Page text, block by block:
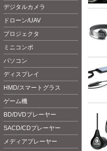
デジタルカメラ
ドローン/UAV
プロジェクタ
ミニコンポ
パソコン
ディスプレイ
HMD/スマートグラス
ゲーム機
BD/DVDプレーヤー
SACD/CDプレーヤー
メディアプレーヤー